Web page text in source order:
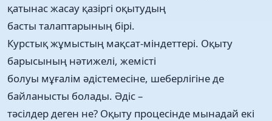
қатынас жасау қазіргі оқытудың
басты талаптарының бірі.
Курстық жұмыстың мақсат-міндеттері. Оқыту
барысының нәтижелі, жемісті
болуы мұғалім әдістемесіне, шеберлігіне де
байланысты болады. Әдіс –
тәсілдер деген не? Оқыту процесінде мынадай екі